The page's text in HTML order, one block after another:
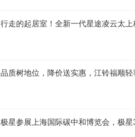
行走的起居室！全新一代星途凌云太上
品质树地位，降价送实惠，江铃福顺
极星参展上海国际碳中和博览会，极